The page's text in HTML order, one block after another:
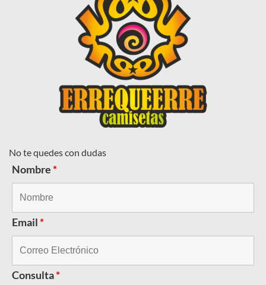
No te quedes con dudas
Nombre *
Email *
Consulta*